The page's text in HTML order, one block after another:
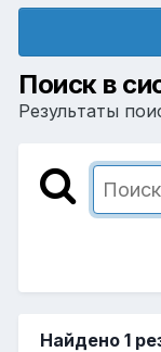
Поиск в
Результаты
Найдено 1